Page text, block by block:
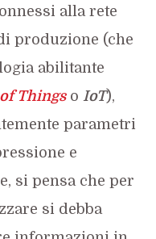
alla rete
produzione (che
abilitante
Thingso IoT),
parametri
e
si pensa che per
si debba